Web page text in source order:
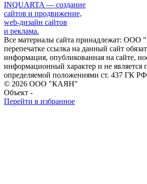
INQUARTA — создание
сайтов и продвижение,
web-дизайн сайтов
и реклама.
Все материалы сайта принадлежат:
перепечатке ссылка на данный сайт
информация, опубликованная на сайте,
информационный характер и не является
определяемой положениями ст. 437 ГК
© 2026 ООО "КАЯН"
Объект -
Перейти в избранное